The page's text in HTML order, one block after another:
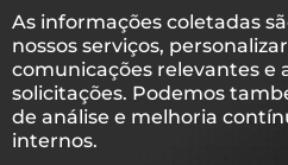
As informações coletadas
nossos serviços,
comunicações relevantes e
solicitações. Podemos
de análise e melhoria
internos.